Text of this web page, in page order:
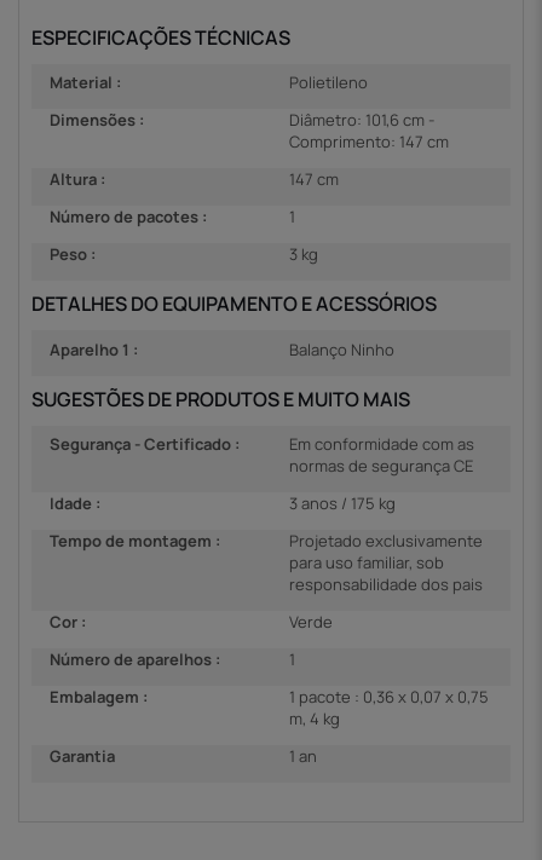
ESPECIFICAÇÕES TÉCNICAS
Material :
Polietileno
Dimensões :
Diâmetro: 101,6 cm -
Comprimento: 147 cm
Altura :
147 cm
Número de pacotes :
1
Peso :
3 kg
DETALHES DO EQUIPAMENTO E ACESSÓRIOS
Aparelho 1 : Balanço Ninho
SUGESTÕES DE PRODUTOS E MUITO MAIS
Segurança - Certificado :
Em conformidade com as
normas de segurança CE
Idade :
3 anos / 175 kg
Tempo de montagem :
Projetado exclusivamente
para uso familiar, sob
responsabilidade dos pais
Cor :
Verde
Número de aparelhos :
1
Embalagem :
1 pacote : 0,36 x 0,07 x 0,75
m, 4 kg
Garantia
1 an